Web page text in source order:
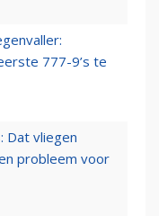
777-9’s te
Dat vliegen
probleem voor